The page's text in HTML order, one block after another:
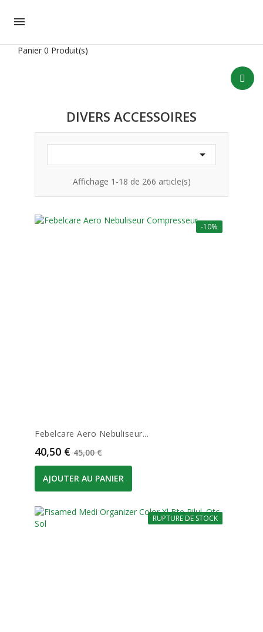

Panier 0 Produit(s)
DIVERS ACCESSOIRES

Affichage 1-18 de 266 article(s)
-10%
Febelcare Aero Nebuliseur...
Prix
40,50 € Prix de base
45,00 €
AJOUTER AU PANIER
-10%
RUPTURE DE STOCK